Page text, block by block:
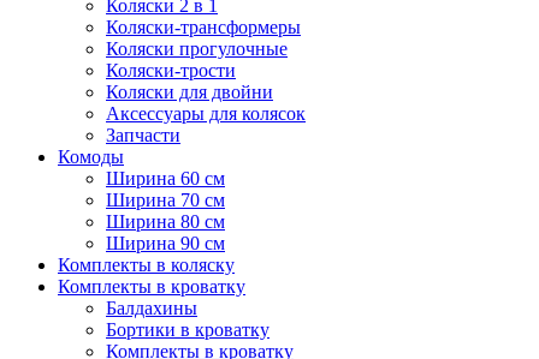
Коляски 2 в 1
Коляски-трансформеры
Коляски прогулочные
Коляски-трости
Коляски для двойни
Аксессуары для колясок
Запчасти
Комоды
Ширина 60 см
Ширина 70 см
Ширина 80 см
Ширина 90 см
Комплекты в коляску
Комплекты в кроватку
Балдахины
Бортики в кроватку
Комплекты в кроватку